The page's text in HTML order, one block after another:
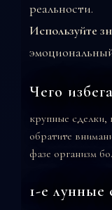
реальности.
Используйте
Чего
крупные
обратите
фазе организм
1-е лунные